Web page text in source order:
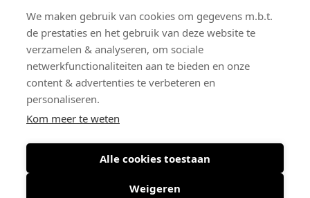
We maken gebruik van cookies om gegevens m.b.t.
de prestaties en het gebruik van deze website te
verzamelen & analyseren, om sociale
netwerkfunctionaliteiten aan te bieden en onze
content & advertenties te verbeteren en
personaliseren.
Kom meer te weten
Alle cookies toestaan
Weigeren
Verzenden
Retourneren
Betalen
Veelgestelde vragen
© 2026 West-End BV-Meir 75, 2000 Antwerpen (België)
Algemene voorwaarden